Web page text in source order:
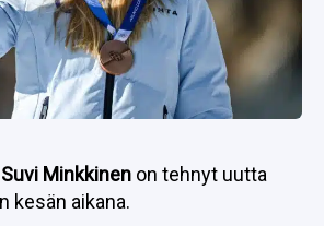
Suvi Minkkinen on tehnyt uutta
kesän aikana.